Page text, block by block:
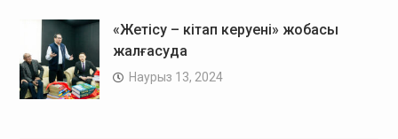
«Жетісу – кітап керуені» жобасы
жалғасуда
Наурыз 13, 2024